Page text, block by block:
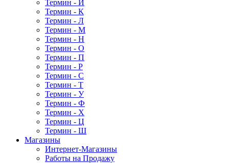
Термин - И
Термин - К
Термин - Л
Термин - М
Термин - Н
Термин - О
Термин - П
Термин - Р
Термин - С
Термин - Т
Термин - У
Термин - Ф
Термин - Х
Термин - Ц
Термин - Ш
Магазины
Интернет-Магазины
Работы на Продажу